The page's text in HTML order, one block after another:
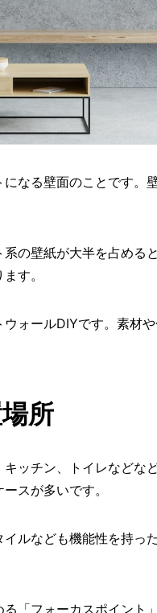
なる壁面のことです。
の壁紙が大半を占める
す。
ォールDIYです。素材
所
ッチン、トイレなどな
スが多いです。
ルなども機能性を持っ
「フォーカスポイント